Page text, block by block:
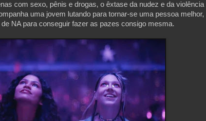
com sexo, pênis e drogas, o êxtase da nudez e da violência
uma jovem lutando para tornar-se uma pessoa melhor,
NA para conseguir fazer as pazes consigo mesma.